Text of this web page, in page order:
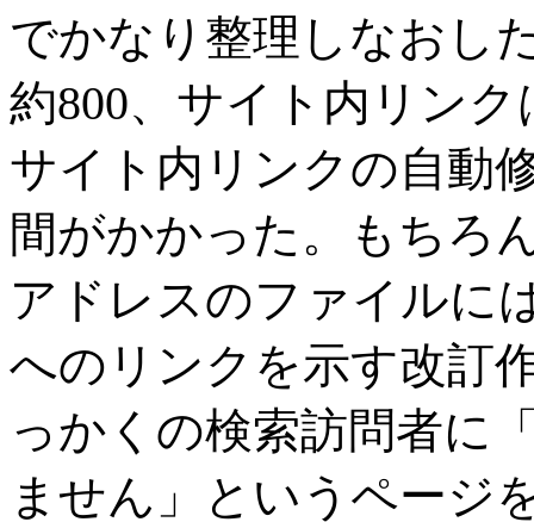
でかなり整理しなおし
約800、サイト内リン
サイト内リンクの自動
間がかかった。もちろ
アドレスのファイルに
へのリンクを示す改訂
っかくの検索訪問者に
ません」というページ